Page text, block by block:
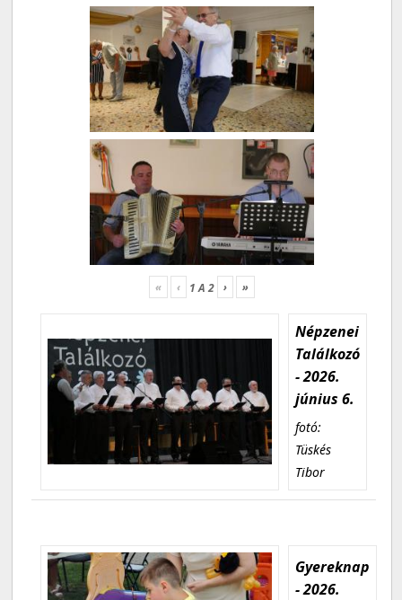
« ‹ 1A2 › »
Népzenei
Találkozó
- 2026.
június 6.
fotó:
Tüskés
Tibor
Gyereknap
- 2026.